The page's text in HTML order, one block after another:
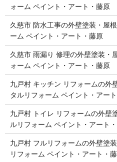
ォーム ペイント・アート・藤原
久慈市 防水工事の外壁塗装・屋
ーム ペイント・アート・藤原
久慈市 雨漏り 修理の外壁塗装・
ォーム ペイント・アート・藤原
九戸村 キッチン リフォームの外
タルリフォーム ペイント・アー
九戸村 トイレ リフォームの外壁
ルリフォーム ペイント・アート
九戸村 フルリフォームの外壁塗
リフォーム ペイント・アート・